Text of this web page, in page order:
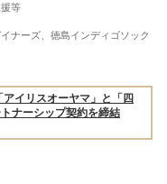
等
ナーズ、徳島インディゴソック
アイリスオーヤマ」と「四
ナーシップ契約を締結